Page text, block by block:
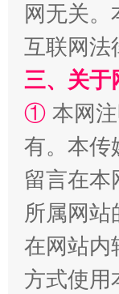
解纷+调
站台
网无关
互联网法
三、关于
① 本网
有。本传
留言在本
所属网
在网站内
方式使用